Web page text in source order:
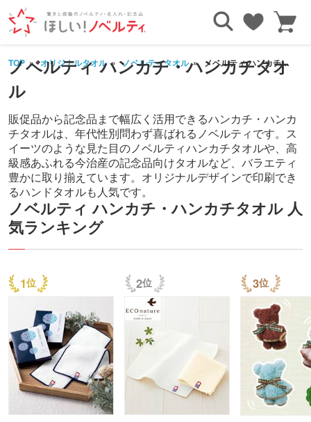
TOP オリジナルタオル ノベルティタオル ノベルティ ハンカチ・ハンカチタオル
ノベルティ ハンカチ・ハンカチタオ
ル
販促品から記念品まで幅広く活用できるハンカチ・ハンカ
チタオルは、年代性別問わず喜ばれるノベルティです。ス
イーツのような見た目のノベルティハンカチタオルや、高
級感あふれる今治産の記念品向けタオルなど、バラエティ
豊かに取り揃えています。オリジナルデザインで印刷でき
るハンドタオルも人気です。
ノベルティ ハンカチ・ハンカチタオル 人
気ランキング
1 2 3